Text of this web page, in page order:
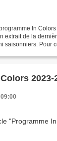
In
extrait de la
saisonniers. Pour